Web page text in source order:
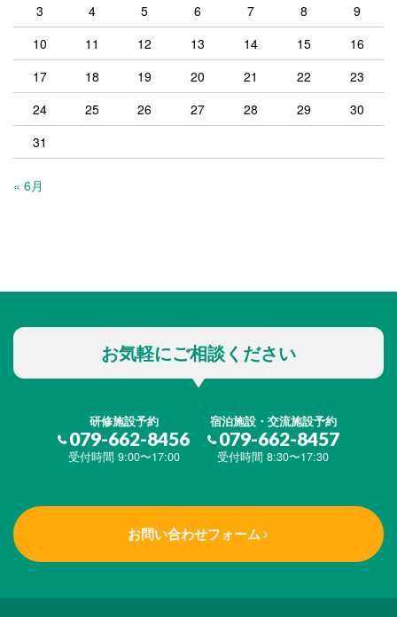
3
4 5 6 7 8
9
10
11 12 13 14 15
16
17
18 19 20 21 22
23
24
25 26 27 28 29
30
31
« 6月
お気軽にご相談ください
研修施設予約
079-662-8456
受付時間 9:00〜17:00
宿泊施設・交流施設予約
079-662-8457
受付時間 8:30〜17:30
お問い合わせフォーム